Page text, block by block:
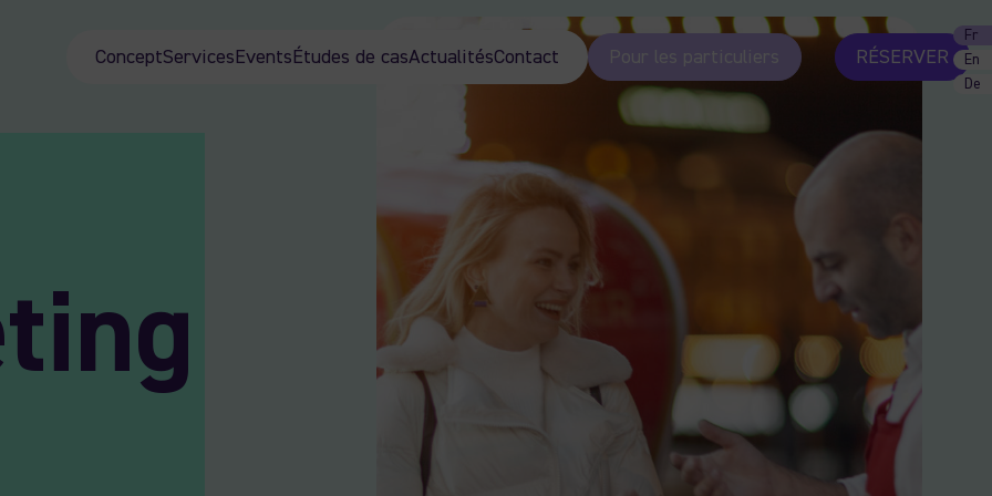
ConceptServices Events Études de casActualitésContact Pour les particuliers RÉSERVER
Fr
En
De